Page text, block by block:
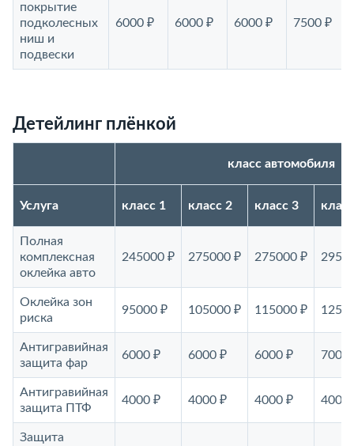
покрытие
подколесных
ниш и
подвески
6000 ₽ 6000 ₽ 6000 ₽ 7500 ₽
Детейлинг плёнкой
класс автомобиля
Услуга класс 1 класс 2 класс 3
Полная
комплексная
оклейка авто
245000 ₽ 275000 ₽ 275000 ₽
Оклейка зон
риска
95000 ₽ 105000 ₽ 115000 ₽
Антигравийная
защита фар
6000 ₽ 6000 ₽ 6000 ₽ 7000
Антигравийная
защита ПТФ
4000 ₽ 4000 ₽ 4000 ₽ 4000
Защита